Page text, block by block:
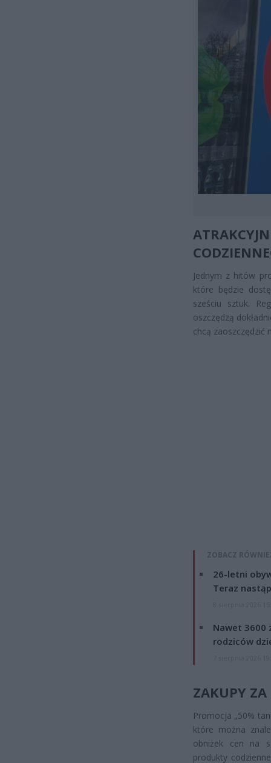
Jednym z hitów
które będzie
sześciu sztuk.
oszczędzą
chcą zaoszczędzić
ZOBACZ
26-letni
Teraz
Nawet 3600
rodziców
ZAKUPY ZA
Promocja „50%
które można
obniżek cen na
produkty